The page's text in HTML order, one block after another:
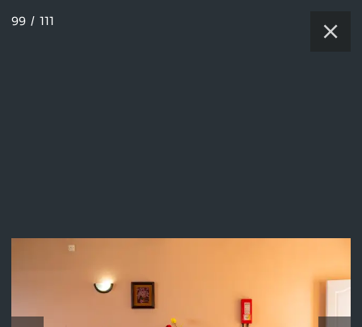
99 / 111